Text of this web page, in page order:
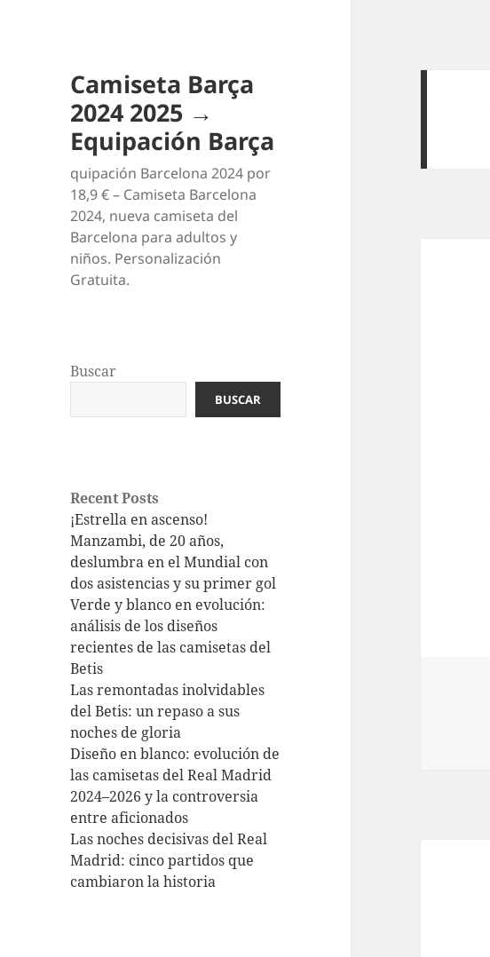
Camiseta Barça
2024 2025 →
Equipación Barça
quipación Barcelona 2024 por
18,9 € – Camiseta Barcelona
2024, nueva camiseta del
Barcelona para adultos y
niños. Personalización
Gratuita.
Buscar
BUSCAR
Recent Posts
¡Estrella en ascenso!
Manzambi, de 20 años,
deslumbra en el Mundial con
dos asistencias y su primer gol
Verde y blanco en evolución:
análisis de los diseños
recientes de las camisetas del
Betis
Las remontadas inolvidables
del Betis: un repaso a sus
noches de gloria
Diseño en blanco: evolución de
las camisetas del Real Madrid
2024–2026 y la controversia
entre aficionados
Las noches decisivas del Real
Madrid: cinco partidos que
cambiaron la historia